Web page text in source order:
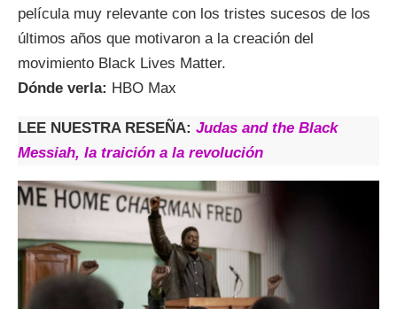
película muy relevante con los tristes sucesos de los
últimos años que motivaron a la creación del
movimiento Black Lives Matter.
Dónde verla: HBO Max
LEE NUESTRA RESEÑA: Judas and the Black
Messiah, la traición a la revolución